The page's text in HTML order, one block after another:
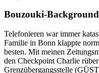
Bouzouki-
Telefonieren war immer
Familie in Bonn klappte
besten. Mit meinen
den Checkpoint Charlie
Grenzübergangsstelle